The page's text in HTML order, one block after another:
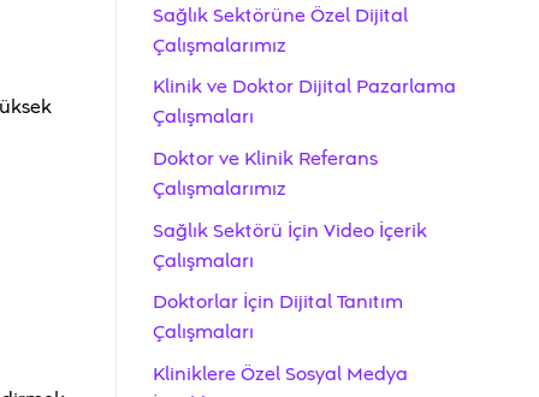
Sağlık Sektörüne Özel Dijital
Çalışmalarımız
Klinik ve Doktor Dijital Pazarlama
Çalışmaları
Doktor ve Klinik Referans
Çalışmalarımız
Sağlık Sektörü İçin Video İçerik
Çalışmaları
Doktorlar İçin Dijital Tanıtım
Çalışmaları
Kliniklere Özel Sosyal Medya